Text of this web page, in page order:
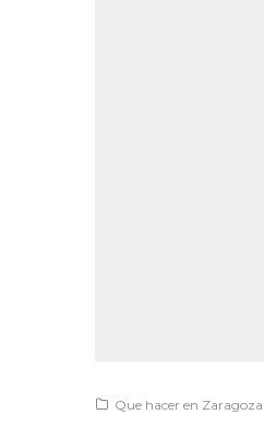
Que hacer en Zaragoza